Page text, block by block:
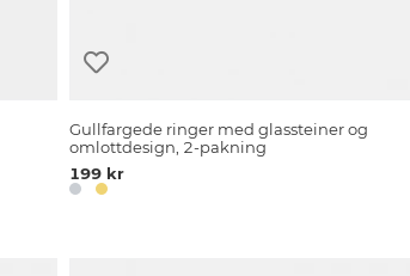
Gullfargede ringer med glassteiner og
omlottdesign, 2-pakning
199 kr